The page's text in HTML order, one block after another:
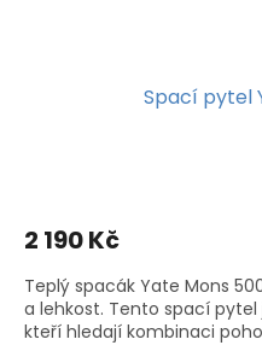
Spací pytel
je
z
5
hvězdiček.
2 190 Kč
Teplý spacák Yate Mons
a lehkost. Tento spací
kteří hledají kombinaci